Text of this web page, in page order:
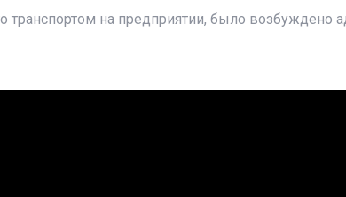
транспортом на предприятии, было возбуждено